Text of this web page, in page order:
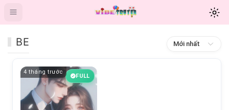
BE Mới nhất
4 tháng trước
FULL